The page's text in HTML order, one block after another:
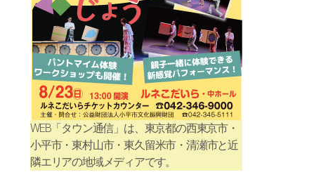
WEB「タウン通信」は、東京都の西東京市・
小平市・東村山市・東久留米市・清瀬市と近
隣エリアの地域メディアです。